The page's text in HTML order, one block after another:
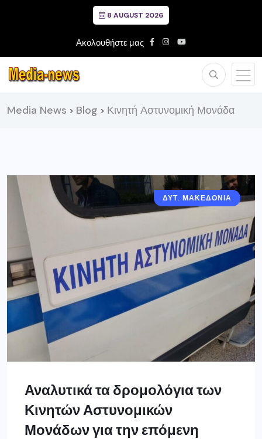
8 AUGUST 2026
Ακολουθήστε μας
Media News > Blog > Κινητή Αστυνομική Μονάδα
ΓΡΕΒΕΝΑ
ΔΥΤ. ΜΑΚΕΔΟΝΙΑ
Αναλυτικά τα δρομολόγια των
Κινητών Αστυνομικών
Μονάδων για την επόμενη